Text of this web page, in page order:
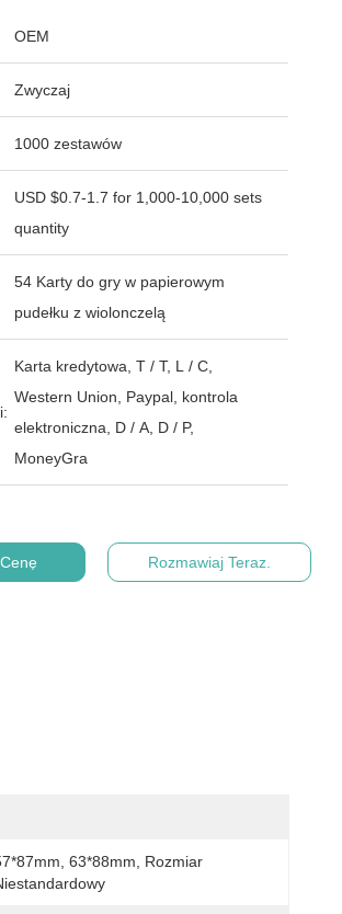
OEM
Zwyczaj
1000 zestawów
USD $0.7-1.7 for 1,000-10,000 sets
quantity
54 Karty do gry w papierowym
pudełku z wiolonczelą
Karta kredytowa, T / T, L / C,
Western Union, Paypal, kontrola
elektroniczna, D / A, D / P,
MoneyGra
Rozmawiaj Teraz.
63*88mm, Rozmiar